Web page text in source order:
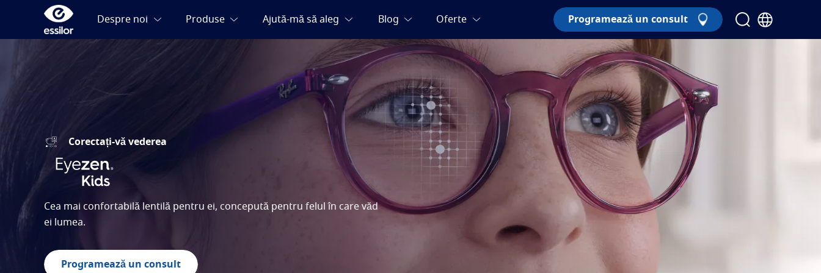
Programează un consult
Corectați-vă vederea
Cea mai confortabilă lentilă pentru ei, concepută pentru felul în care văd
ei lumea.
Programează un consult